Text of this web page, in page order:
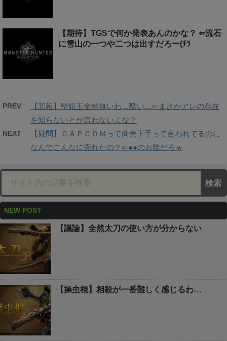
【期待】TGSで何か発表あんのかな？ ⇐流石
に雪山の一つや二つは出すだろー(ﾁﾗ
PREV
【悲報】堅鎧玉全然無いわ…酷い…⇐まさかアレの存在
を知らないとか言わないよな？
NEXT
【疑問】ＣＡＰＣＯＭって商売下手って言われてるのに
なんでこんなに売れたの？⇐●●のお陰だろｗ
NEW POST
【議論】全然太刀の使い方が分からない
【操虫棍】相殺が一番難しく感じるわ…